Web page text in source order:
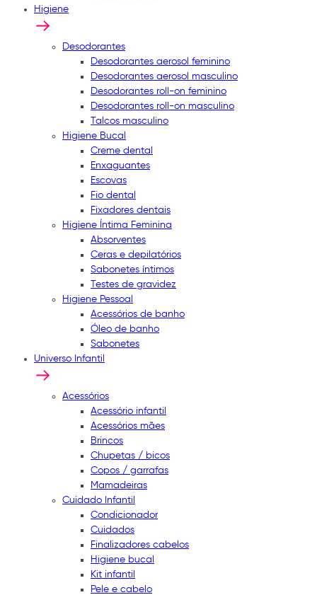
Higiene
Desodorantes
Desodorantes aerosol feminino
Desodorantes aerosol masculino
Desodorantes roll-on feminino
Desodorantes roll-on masculino
Talcos masculino
Higiene Bucal
Creme dental
Enxaguantes
Escovas
Fio dental
Fixadores dentais
Higiene Íntima Feminina
Absorventes
Ceras e depilatórios
Sabonetes íntimos
Testes de gravidez
Higiene Pessoal
Acessórios de banho
Óleo de banho
Sabonetes
Universo Infantil
Acessórios
Acessório infantil
Acessórios mães
Brincos
Chupetas / bicos
Copos / garrafas
Mamadeiras
Cuidado Infantil
Condicionador
Cuidados
Finalizadores cabelos
Higiene bucal
Kit infantil
Pele e cabelo